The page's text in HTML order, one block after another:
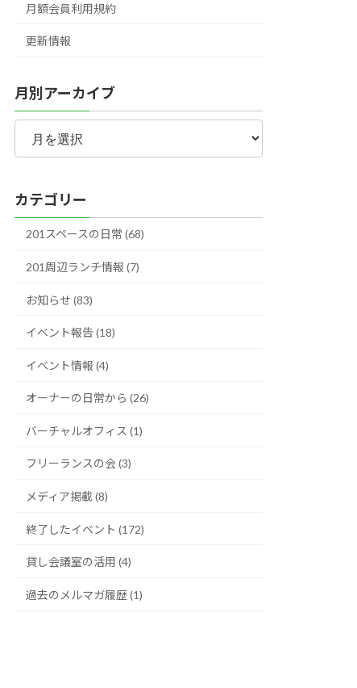
月額会員利用規約
更新情報
月別アーカイブ
月
ア
カ
イ
ブ
カテゴリー
201スペースの日常 (68)
201周辺ランチ情報 (7)
お知らせ (83)
イベント報告 (18)
イベント情報 (4)
オーナーの日常から (26)
バーチャルオフィス (1)
フリーランスの会 (3)
メディア掲載 (8)
終了したイベント (172)
貸し会議室の活用 (4)
過去のメルマガ履歴 (1)